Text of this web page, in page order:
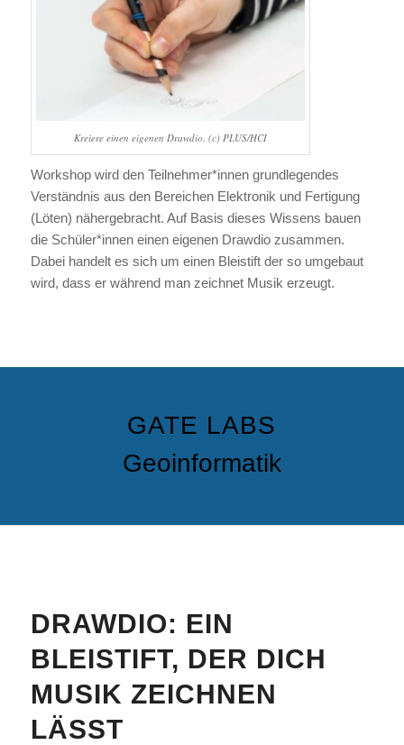
Kreiere einen eigenen Drawdio. (c) PLUS/HCI
Workshop wird den Teilnehmer*innen grundlegendes
Verständnis aus den Bereichen Elektronik und Fertigung
(Löten) nähergebracht. Auf Basis dieses Wissens bauen
die Schüler*innen einen eigenen Drawdio zusammen.
Dabei handelt es sich um einen Bleistift der so umgebaut
wird, dass er während man zeichnet Musik erzeugt.
GATE LABS
Geoinformatik
DRAWDIO: EIN
BLEISTIFT, DER DICH
MUSIK ZEICHNEN
LÄSST